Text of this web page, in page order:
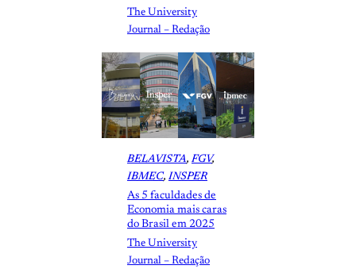
The University
Journal – Redação
BELAVISTA, FGV
IBMEC, INSPER
As 5 faculdades de
Economia mais caras
do Brasil em 2025
The University
Journal – Redação